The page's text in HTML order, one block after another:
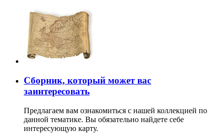
Сборник, который может вас
заинтересовать
Предлагаем вам ознакомиться с нашей коллекцией по
данной тематике. Вы обязательно найдете себе
интересующую карту.